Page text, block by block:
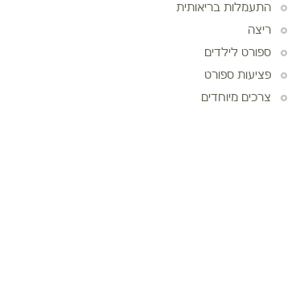
התעמלות בריאותית
ריצה
ספורט לילדים
פציעות ספורט
צרכים מיוחדים